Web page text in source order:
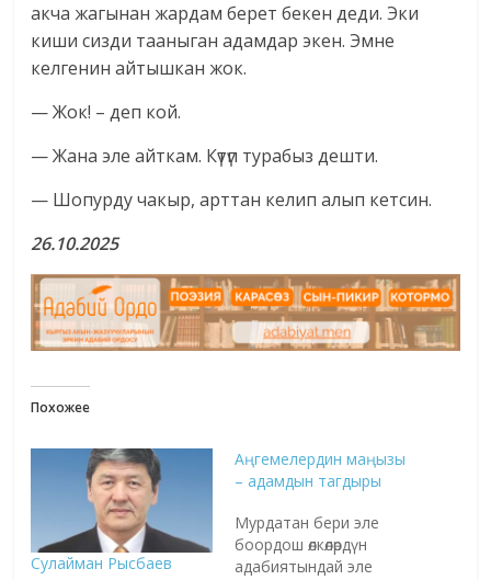
акча жагынан жардам берет бекен деди. Эки
киши сизди тааныган адамдар экен. Эмне
келгенин айтышкан жок.
— Жок! – деп кой.
— Жана эле айткам. Күтүп турабыз дешти.
— Шопурду чакыр, арттан келип алып кетсин.
26.10.2025
Похожее
Сулайман Рысбаев
Аңгемелердин маңызы
– адамдын тагдыры
Мурдатан бери эле
боордош өлкөлөрдүн
адабиятындай эле